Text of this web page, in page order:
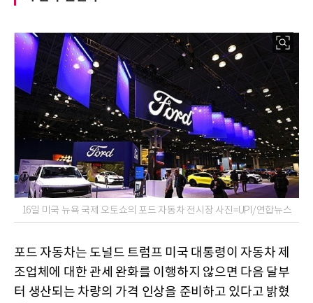
16일 미국 뉴욕 국제 오토쇼의 포드 자동차 전시장 사진=UPI/연합뉴스
포드 자동차는 도널드 트럼프 미국 대통령이 자동차 제
조업체에 대한 관세 완화를 이행하지 않으면 다음 달부
터 생산되는 차량의 가격 인상을 준비하고 있다고 밝혔